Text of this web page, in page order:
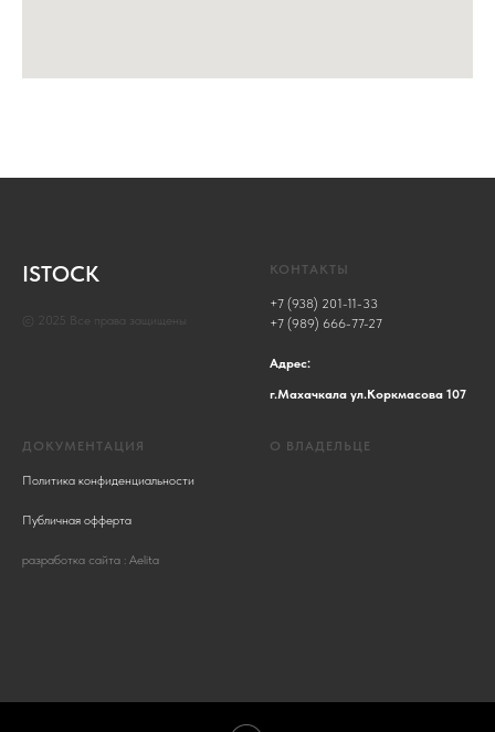
ISTOCK
© 2025 Все права защищены
КОНТАКТЫ
+7 (938) 201-11-33
+7 (989) 666-77-27
Адрес:
г.Махачкала ул.Коркмасова 107
ДОКУМЕНТАЦИЯ
Политика конфиденциальности
Публичная офферта
разработка сайта : Aelita
О ВЛАДЕЛЬЦЕ